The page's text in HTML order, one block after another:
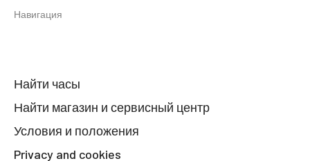
Навигация
Найти часы
Найти магазин и сервисный центр
Условия и положения
Privacy and cookies